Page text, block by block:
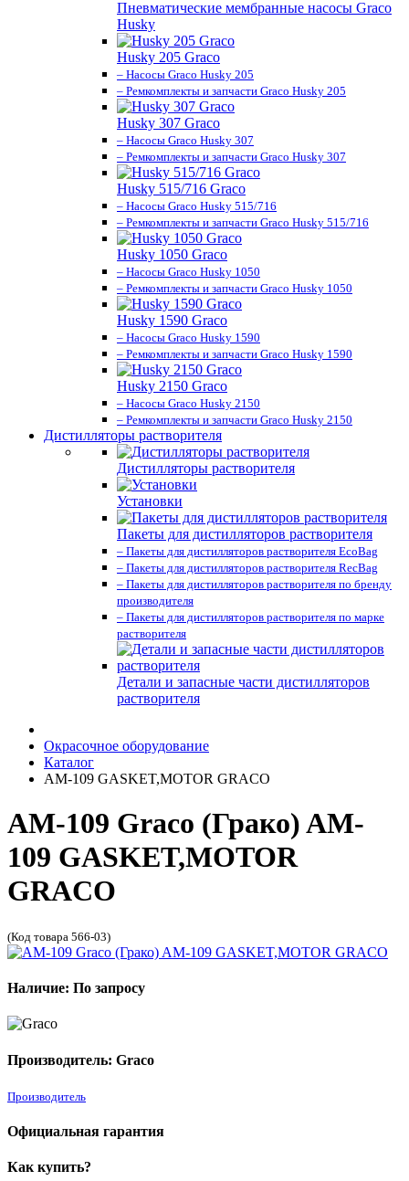
Пневматические мембранные насосы Graco
Husky
Husky 205 Graco
– Насосы Graco Husky 205
– Ремкомплекты и запчасти Graco Husky 205
Husky 307 Graco
– Насосы Graco Husky 307
– Ремкомплекты и запчасти Graco Husky 307
Husky 515/716 Graco
– Насосы Graco Husky 515/716
– Ремкомплекты и запчасти Graco Husky 515/716
Husky 1050 Graco
– Насосы Graco Husky 1050
– Ремкомплекты и запчасти Graco Husky 1050
Husky 1590 Graco
– Насосы Graco Husky 1590
– Ремкомплекты и запчасти Graco Husky 1590
Husky 2150 Graco
– Насосы Graco Husky 2150
– Ремкомплекты и запчасти Graco Husky 2150
Дистилляторы растворителя
Дистилляторы растворителя
Установки
Пакеты для дистилляторов растворителя
– Пакеты для дистилляторов растворителя EcoBag
– Пакеты для дистилляторов растворителя RecBag
– Пакеты для дистилляторов растворителя по бренду
производителя
– Пакеты для дистилляторов растворителя по марке
растворителя
Детали и запасные части дистилляторов
растворителя
Окрасочное оборудование
Каталог
AM-109 GASKET,MOTOR GRACO
AM-109 Graco (Грако) AM-
109 GASKET,MOTOR
GRACO
(Код товара 566-03)
Наличие: По запросу
Производитель: Graco
Производитель
Официальная гарантия
Как купить?